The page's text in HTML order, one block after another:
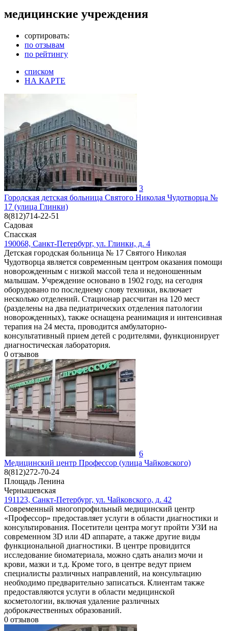
медицинские учреждения
сортировать:
по отзывам
по рейтингу
списком
НА КАРТЕ
3
Городская детская больница Святого Николая Чудотворца №
17 (улица Глинки)
8(812)714-22-51
Садовая
Спасская
190068, Санкт-Петербург, ул. Глинки, д. 4
Детская городская больница № 17 Святого Николая
Чудотворца является современным центром оказания помощи
новорожденным с низкой массой тела и недоношенным
малышам. Учреждение основано в 1902 году, на сегодня
оборудовано по последнему слову техники, включает
несколько отделений. Стационар рассчитан на 120 мест
(разделены на два педиатрических отделения патологии
новорожденных), также оснащена реанимация и интенсивная
терапия на 24 места, проводится амбулаторно-
консультативный прием детей с родителями, функционирует
диагностическая лаборатория.
0 отзывов
6
Медицинский центр Профессор (улица Чайковского)
8(812)272-70-24
Площадь Ленина
Чернышевская
191123, Санкт-Петербург, ул. Чайковского, д. 42
Современный многопрофильный медицинский центр
«Профессор» предоставляет услуги в области диагностики и
консультирования. Посетители центра могут пройти УЗИ на
современном 3D или 4D аппарате, а также другие виды
функциональной диагностики. В центре провидится
исследование биоматериала, можно сдать анализ мочи и
крови, мазки и т.д. Кроме того, в центре ведут прием
специалисты различных направлений, на консультацию
необходимо предварительно записаться. Клиентам также
предоставляются услуги в области медицинской
косметологии, включая удаление различных
доброкачественных образований.
0 отзывов